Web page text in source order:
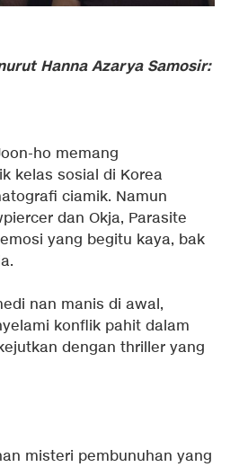
Hanna Azarya Samosir:
ho memang
kelas sosial di Korea
ciamik. Namun
dan Okja, Parasite
yang begitu kaya, bak
nan manis di awal,
konflik pahit dalam
dengan thriller yang
misteri pembunuhan yang